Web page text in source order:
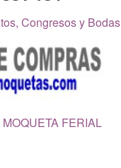
Congresos y Bodas
FERIAL